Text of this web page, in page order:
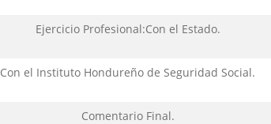
Ejercicio Profesional:Con el Estado.
Con el Instituto Hondureño de Seguridad Social.
Comentario Final.